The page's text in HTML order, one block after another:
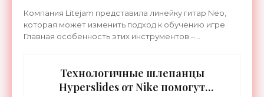
«Гаджеты»
Компания Litejam представила линейку гитар Neo,
которая может изменить подход к обучению игре.
Главная особенность этих инструментов –
Технологичные шлепанцы
Hyperslides от Nike помогут